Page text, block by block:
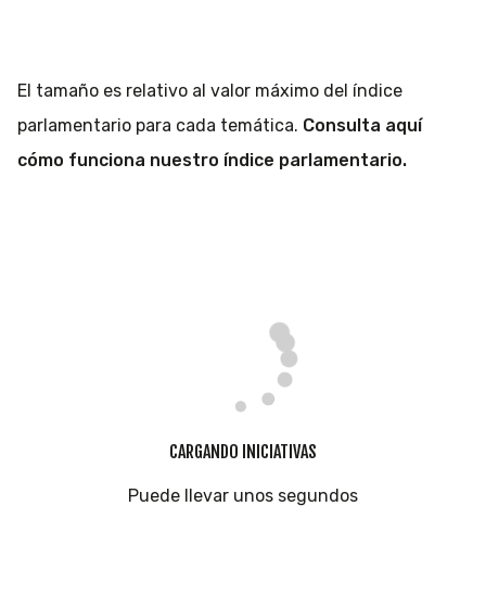
El tamaño es relativo al valor máximo del índice
parlamentario para cada temática. Consulta aquí
cómo funciona nuestro índice parlamentario.
CARGANDO INICIATIVAS
Puede llevar unos segundos